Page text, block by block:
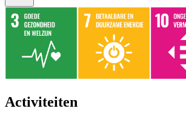
Activiteiten